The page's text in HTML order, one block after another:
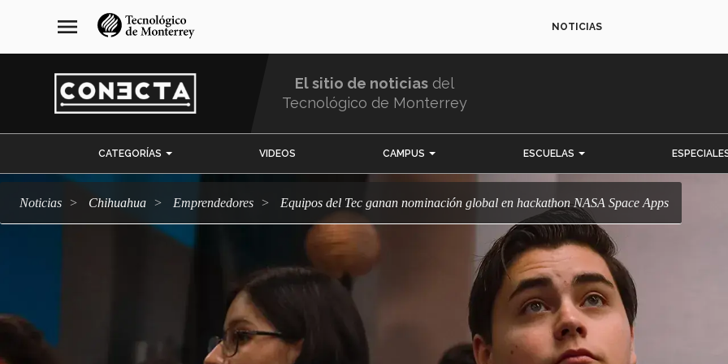
navegación
principal
menu NOTICIAS
El sitio de noticias del
Tecnológico de Monterrey
CATEGORÍAS VIDEOS CAMPUS ESCUELAS
Noticias Chihuahua emprendedores Equipos del Tec ganan nominación global en hackathon NASA Space Apps